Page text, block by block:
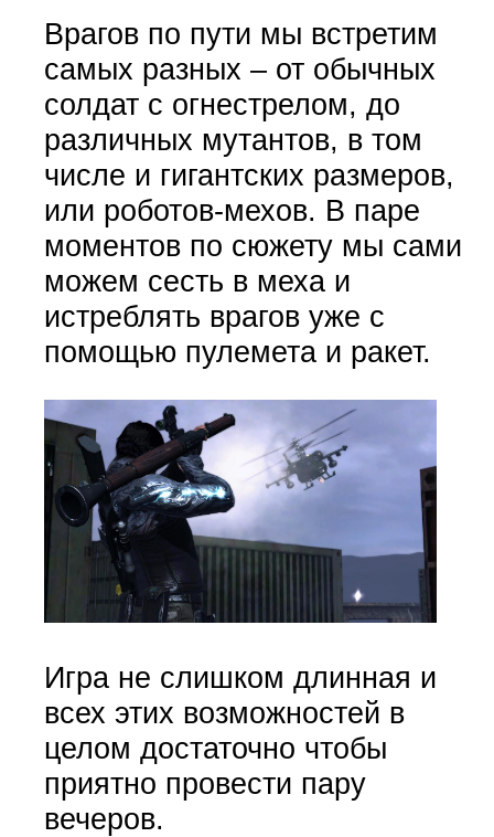
Врагов по пути мы встретим
самых разных – от обычных
солдат с огнестрелом, до
различных мутантов, в том
числе и гигантских размеров,
или роботов-мехов. В паре
моментов по сюжету мы сами
можем сесть в меха и
истреблять врагов уже с
помощью пулемета и ракет.
Игра не слишком длинная и
всех этих возможностей в
целом достаточно чтобы
приятно провести пару
вечеров.